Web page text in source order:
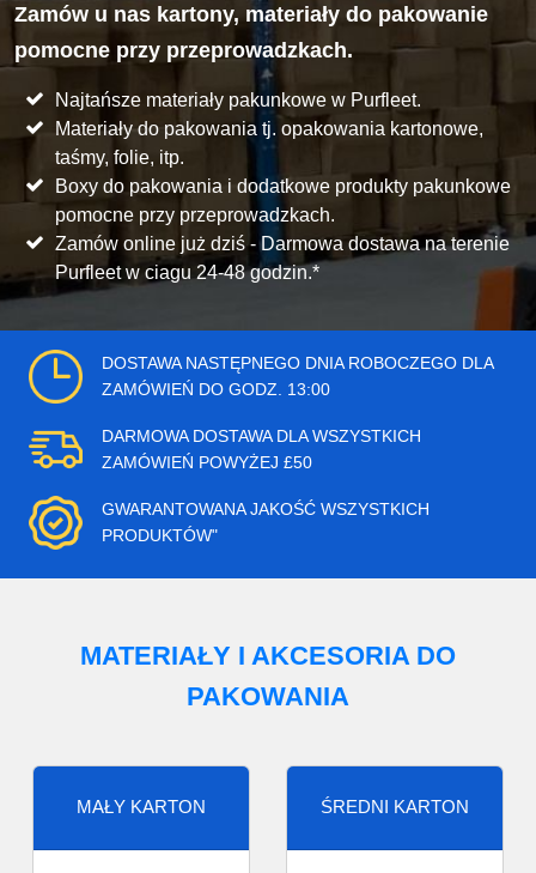
Zamów u nas kartony, materiały do pakowanie
pomocne przy przeprowadzkach.
Najtańsze materiały pakunkowe w Purfleet.
Materiały do pakowania tj. opakowania kartonowe,
taśmy, folie, itp.
Boxy do pakowania i dodatkowe produkty pakunkowe
pomocne przy przeprowadzkach.
Zamów online już dziś - Darmowa dostawa na terenie
Purfleet w ciagu 24-48 godzin.*
DOSTAWA NASTĘPNEGO DNIA ROBOCZEGO DLA
ZAMÓWIEŃ DO GODZ. 13:00
DARMOWA DOSTAWA DLA WSZYSTKICH
ZAMÓWIEŃ POWYŻEJ £50
GWARANTOWANA JAKOŚĆ WSZYSTKICH
PRODUKTÓW"
MATERIAŁY I AKCESORIA DO
PAKOWANIA
MAŁY KARTON ŚREDNI KARTON